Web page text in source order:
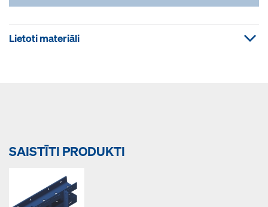
Lietoti materiāli
SAISTĪTI PRODUKTI